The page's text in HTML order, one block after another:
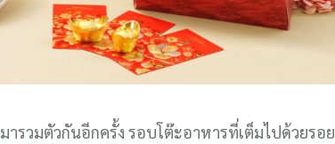
รวมตัวกันอีกครั้ง รอบโต๊ะอาหารที่เต็มไปด้วยรอย